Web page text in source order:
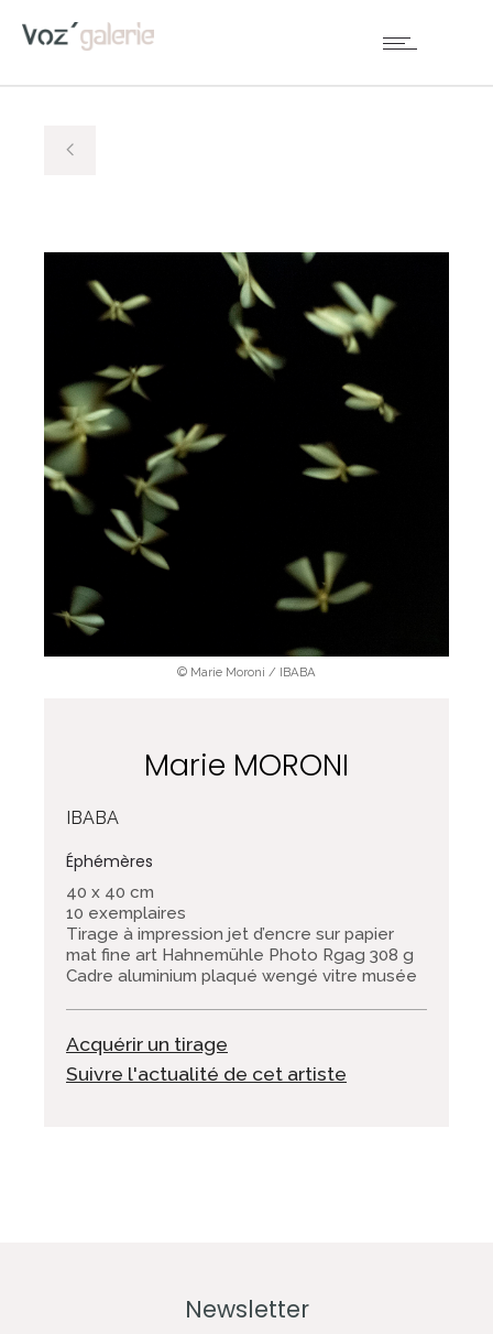
© Marie Moroni / IBABA
Marie MORONI
IBABA
Éphémères
40 x 40 cm
10 exemplaires
Tirage à impression jet d’encre sur papier
mat fine art Hahnemühle Photo Rgag 308 g
Cadre aluminium plaqué wengé vitre musée
Acquérir un tirage
Suivre l'actualité de cet artiste
Newsletter